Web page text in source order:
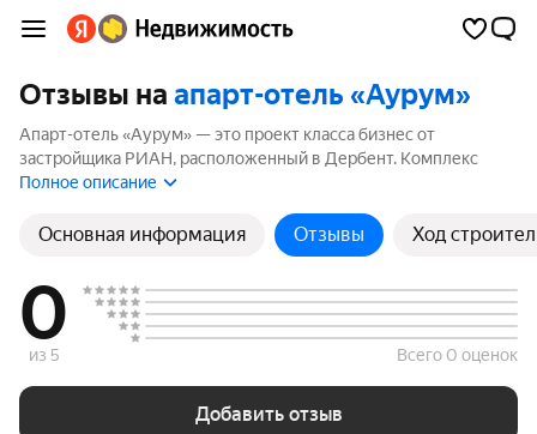
Отзывы на апарт-отель «Аурум»
Апарт-отель «Аурум» — это проект класса бизнес от
застройщика РИАН, расположенный в Дербент. Комплекс
включает 1 корпуса высотой до 4 этажей. Если вы планируете
отзывами покупателей и жителей района. Мы рассчитали
рейтинг на основе реальных отзывов, чтобы помочь вам
Полное описание
Основная информация Отзывы Ход
0
из 5 Всего 0 оценок
Добавить отзыв